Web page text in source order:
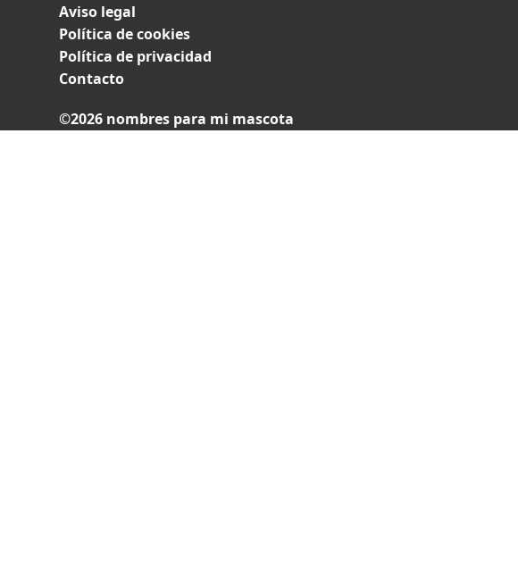
Aviso legal
Política de cookies
Política de privacidad
Contacto
©2026 nombres para mi mascota